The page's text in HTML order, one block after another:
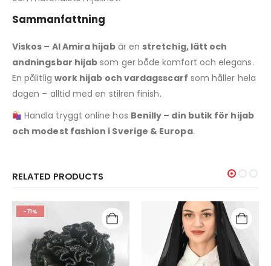
Sammanfattning
Viskos – Al Amira hijabär en stretchig, lätt och
andningsbar hijab som ger både komfort och elegans.
En pålitlig work hijab och vardagsscarf som håller hela
dagen – alltid med en stilren finish.
Handla tryggt online hos Benilly – din butik för hijab
och modest fashion i Sverige & Europa.
RELATED PRODUCTS
-71%